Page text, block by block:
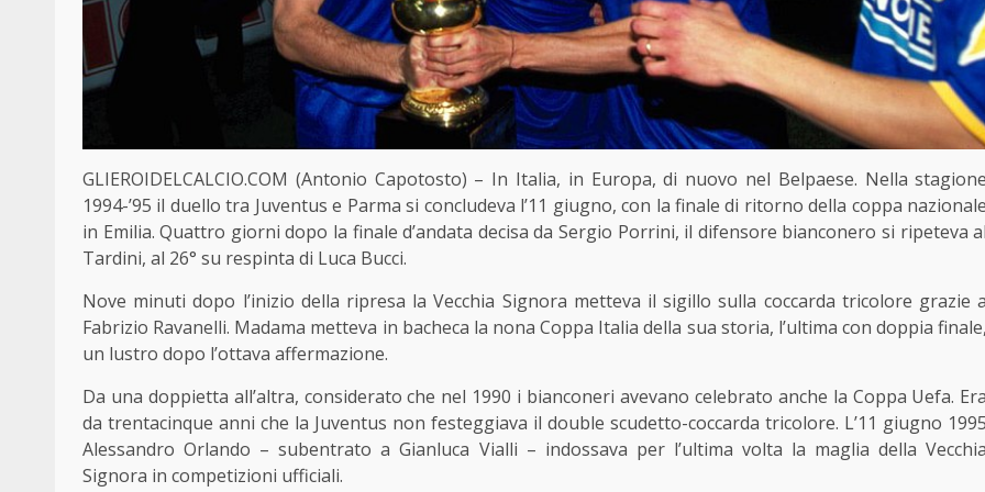
GLIEROIDELCALCIO.COM (Antonio Capotosto) – In Italia, in Europa, di nuovo nel Belpaese. Nella stagione
1994-’95 il duello tra Juventus e Parma si concludeva l’11 giugno, con la finale di ritorno della coppa nazionale
in Emilia. Quattro giorni dopo la finale d’andata decisa da Sergio Porrini, il difensore bianconero si ripeteva al
Tardini, al 26° su respinta di Luca Bucci.
Nove minuti dopo l’inizio della ripresa la Vecchia Signora metteva il sigillo sulla coccarda tricolore grazie a
Fabrizio Ravanelli. Madama metteva in bacheca la nona Coppa Italia della sua storia, l’ultima con doppia finale,
un lustro dopo l’ottava affermazione.
Da una doppietta all’altra, considerato che nel 1990 i bianconeri avevano celebrato anche la Coppa Uefa. Era
da trentacinque anni che la Juventus non festeggiava il double scudetto-coccarda tricolore. L’11 giugno 1995
Alessandro Orlando – subentrato a Gianluca Vialli – indossava per l’ultima volta la maglia della Vecchia
Signora in competizioni ufficiali.